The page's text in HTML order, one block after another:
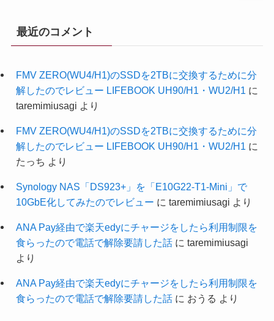
最近のコメント
FMV ZERO(WU4/H1)のSSDを2TBに交換するために分
解したのでレビュー LIFEBOOK UH90/H1・WU2/H1 に
taremimiusagi より
FMV ZERO(WU4/H1)のSSDを2TBに交換するために分
解したのでレビュー LIFEBOOK UH90/H1・WU2/H1 に
たっち より
Synology NAS「DS923+」を「E10G22-T1-Mini」で
10GbE化してみたのでレビュー に taremimiusagi より
ANA Pay経由で楽天edyにチャージをしたら利用制限を
食らったので電話で解除要請した話に taremimiusagi
より
ANA Pay経由で楽天edyにチャージをしたら利用制限を
食らったので電話で解除要請した話に おうる より